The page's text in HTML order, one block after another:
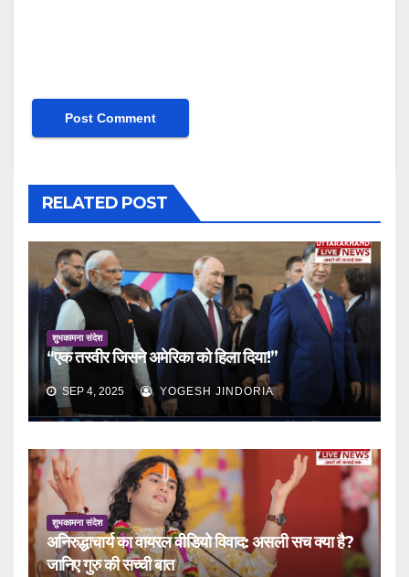
RELATED POST
शुभकामना संदेश
“एक तस्वीर जिसने अमेरिका को हिला दिया!”
SEP 4, 2025 YOGESH JINDORIA
शुभकामना संदेश
अनिरुद्धाचार्य का वायरल वीडियो विवाद: असली सच क्या है?
जानिए गुरु की सच्ची बात